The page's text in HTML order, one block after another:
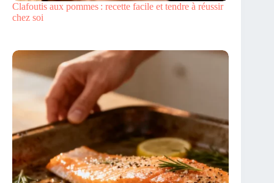
Clafoutis aux pommes : recette facile et tendre à réussir
chez soi